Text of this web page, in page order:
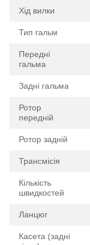
Хід вилки
Тип гальм
Передні
гальма
Задні гальма
Ротор
передній
Ротор задній
Трансмісія
Кількість
швидкостей
Ланцюг
Касета (задні